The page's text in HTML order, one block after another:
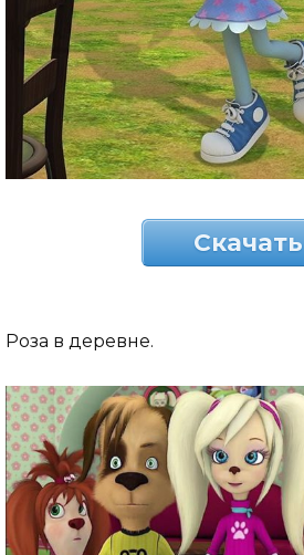
Скачать
Роза в деревне.